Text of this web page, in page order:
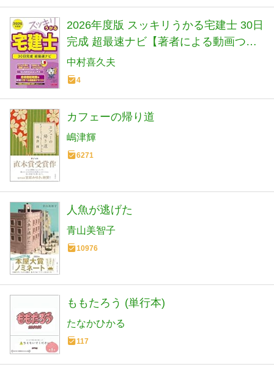
2026年度版 スッキリうかる宅建士 30日
完成 超最速ナビ【著者による動画つき/
赤シートつき/宅地建物取引士試験対策
テキスト】(TAC出版) (スッキリ宅建士
中村喜久夫
4
カフェーの帰り道
嶋津輝
6271
人魚が逃げた
青山美智子
10976
ももたろう (単行本)
たなかひかる
117